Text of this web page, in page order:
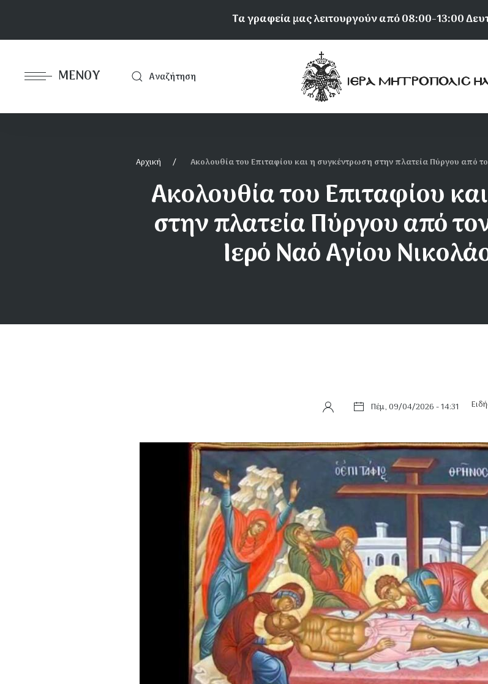
Τα γραφεία μας λειτουργούν από 08:00-13:00
πλοήγηση
ΜΕΝΟΎ Αναζήτηση
Αρχική Ακολουθία του Επιταφίου και η συγκέντρωση στην πλατεία Πύργου από
Ακολουθία του Επιταφίου
στην πλατεία Πύργου από
Ιερό Ναό Αγίου
Πέμ, 09/04/2026 - 14:31